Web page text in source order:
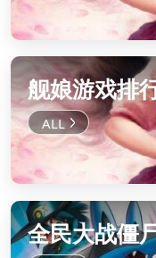
舰娘游戏排
全民大战僵